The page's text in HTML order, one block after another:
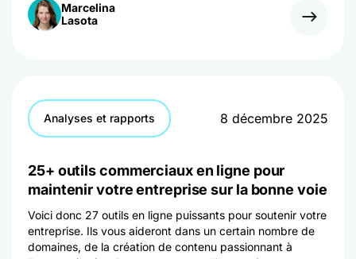
Marcelina
Lasota
Analyses et rapports 8 décembre 2025
25+ outils commerciaux en ligne pour
maintenir votre entreprise sur la bonne voie
Voici donc 27 outils en ligne puissants pour soutenir votre
entreprise. Ils vous aideront dans un certain nombre de
domaines, de la création de contenu passionnant à